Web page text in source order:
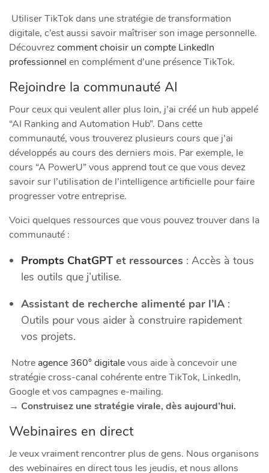
Utiliser TikTok dans une stratégie de transformation
digitale, c’est aussi savoir maîtriser son image personnelle.
Découvrezcomment choisir un compte LinkedIn
professionnel en complément d’une présence TikTok.
Rejoindre la communauté AI
Pour ceux qui veulent aller plus loin, j’ai créé un hub appelé
“AI Ranking and Automation Hub”. Dans cette
communauté, vous trouverez plusieurs cours que j’ai
développés au cours des derniers mois. Par exemple, le
cours “A PowerU” vous apprend tout ce que vous devez
savoir sur l’utilisation de l’intelligence artificielle pour faire
progresser votre entreprise.
Voici quelques ressources que vous pouvez trouver dans la
communauté :
Prompts ChatGPT et ressources : Accès à tous
les outils que j’utilise.
Assistant de recherche alimenté par l’IA :
Outils pour vous aider à construire rapidement
vos projets.
Notre agence 360° digitalevous aide à concevoir une
stratégie cross-canal cohérente entre TikTok, LinkedIn,
Google et vos campagnes e-mailing.
→ Construisez une stratégie virale, dès aujourd’hui.
Webinaires en direct
Je veux vraiment rencontrer plus de gens. Nous organisons
des webinaires en direct tous les jeudis, et nous allons